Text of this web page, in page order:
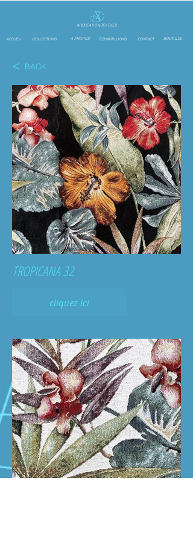
ARCREATION-TEXTILES
ACCUEIL COLLECTIONS A PROPOS ÉCHANTILLIONS CONTACT BOUTIQUE
< BACK
TROPICANA 32
cliquez ici